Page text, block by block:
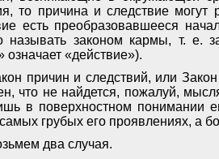
то причина и следствие могут
есть преобразовавшееся
называть законом кармы, т. е.
означает «действие»).
причин и следствий, или
что не найдется, пожалуй,
в поверхностном понимании
грубых его проявлениях, а
два случая.